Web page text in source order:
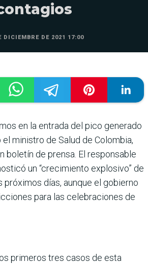
DICIEMBRE DE 2021 17:00
en la entrada del pico generado
ministro de Salud de Colombia,
boletín de prensa. El responsable
un “crecimiento explosivo” de
próximos días, aunque el gobierno
para las celebraciones de
primeros tres casos de esta